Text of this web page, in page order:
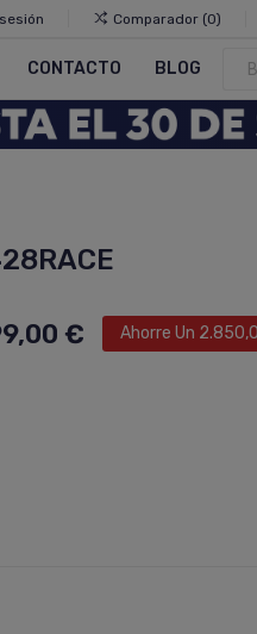
Comparador 0
CONTACTO BLOG
€ Ahorre Un